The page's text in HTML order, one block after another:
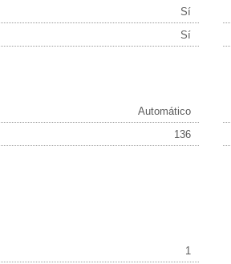
Sí
Sí
Automático
136
1